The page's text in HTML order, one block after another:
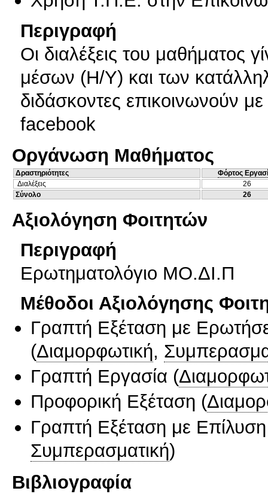
Περιγραφή
Οι διαλέξεις του μαθήματος
μέσων (Η/Υ) και των
διδάσκοντες επικοινωνούν
facebook
Οργάνωση Μαθήματος
Δραστηριότητες
Φόρτος
Διαλέξεις
26
Σύνολο
26
Αξιολόγηση Φοιτητών
Περιγραφή
Ερωτηματολόγιο ΜΟ.ΔΙ.Π
Μέθοδοι Αξιολόγησης
Γραπτή Εξέταση με
(Διαμορφωτική,
Γραπτή Εργασία (
Προφορική Εξέταση (
Γραπτή Εξέταση με
Συμπερασματική)
Βιβλιογραφία